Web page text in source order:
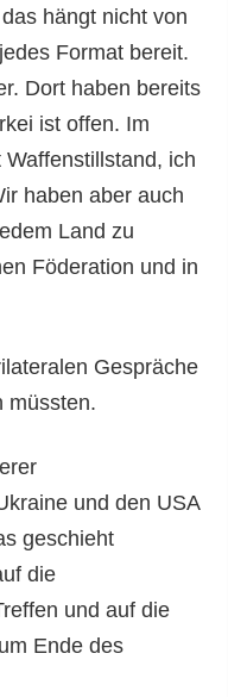
hängt nicht von
Format bereit.
Dort haben bereits
ist offen. Im
ich
haben aber auch
Land zu
Föderation und in
Gespräche
müssten.
und den USA
geschieht
die
und auf die
Ende des